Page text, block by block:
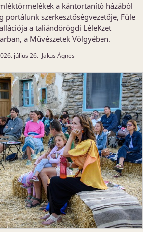
a kántortanító házából
portálunk szerkesztőségvezetője, Füle
a taliándörögdi LéleKzet
a Művészetek Völgyében.
július 26. Jakus Ágnes